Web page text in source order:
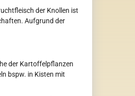
der Knollen ist
Aufgrund der
der Kartoffelpflanzen
bspw. in Kisten mit